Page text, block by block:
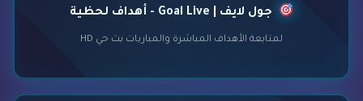
جول لايف | Goal Live - أهداف لحظية
لمتابعة الأهداف المباشرة والمباريات بث حي HD